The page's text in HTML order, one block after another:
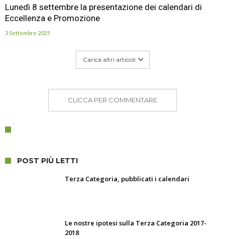
Lunedì 8 settembre la presentazione dei calendari di
Eccellenza e Promozione
3 Settembre 2025
Carica altri articoli
CLICCA PER COMMENTARE
POST PIÙ LETTI
Terza Categoria, pubblicati i calendari
Le nostre ipotesi sulla Terza Categoria 2017-
2018